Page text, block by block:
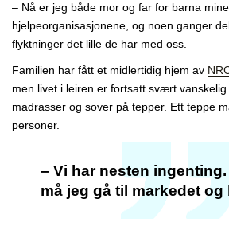
– Nå er jeg både mor og far for barna
hjelpeorganisasjonene, og noen ganger
flyktninger det lille de har med oss.
Familien har fått et midlertidig hjem av
men livet i leiren er fortsatt svært
madrasser og sover på tepper. Ett teppe
personer.
– Vi har nesten
må jeg gå til markedet og